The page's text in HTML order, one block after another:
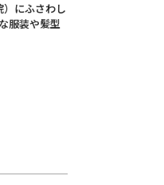
にふさわし
服装や髪型